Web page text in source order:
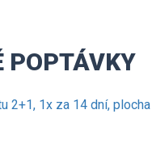
POPTÁVKY
2+1, 1x za 14 dní,